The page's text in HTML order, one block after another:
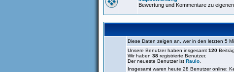
Bewertung und Kommentare zu
Diese Daten zeigen an, wer in den letzten 5
Unsere Benutzer haben insgesamt 120
Wir haben 38 registrierte Benutzer.
Der neueste Benutzer ist Raulo
Insgesamt waren heute 28 Benutzer online: